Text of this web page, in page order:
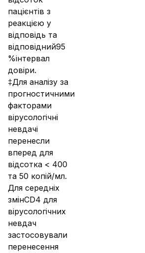
пацієнтів з
реакцією у
відповідь та
відповідний95
%інтервал
довіри.
‡Для аналізу за
прогностичними
факторами
вірусологічні
невдачі
перенесли
вперед для
відсотка < 400
та 50 копій/мл.
Для середніх
змінCD4 для
вірусологічних
невдач
застосовували
перенесення